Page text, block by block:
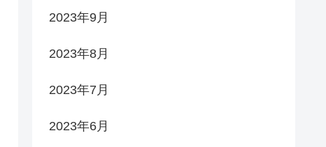
2023年9月
2023年8月
2023年7月
2023年6月